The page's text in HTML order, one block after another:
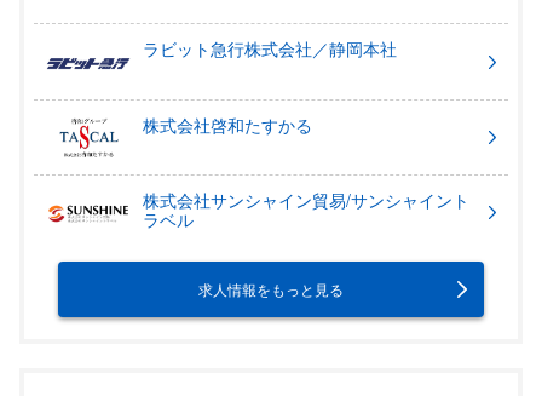
ラビット急行株式会社／静岡本社
株式会社啓和たすかる
株式会社サンシャイン貿易/サンシャイント
ラベル
求人情報をもっと見る